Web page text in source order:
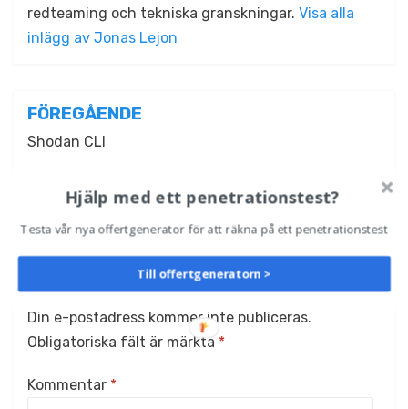
redteaming och tekniska granskningar. Visa alla
inlägg av Jonas Lejon
Inläggsnavigering
FÖREGÅENDE
Shodan CLI
NÄSTA
Lämna ett svar
Din e-postadress kommer inte publiceras.
Obligatoriska fält är märkta *
Kommentar *
Hjälp med ett penetrationstest?
Testa vår nya offertgenerator för att räkna på ett penetrationstest
Till offertgeneratorn >